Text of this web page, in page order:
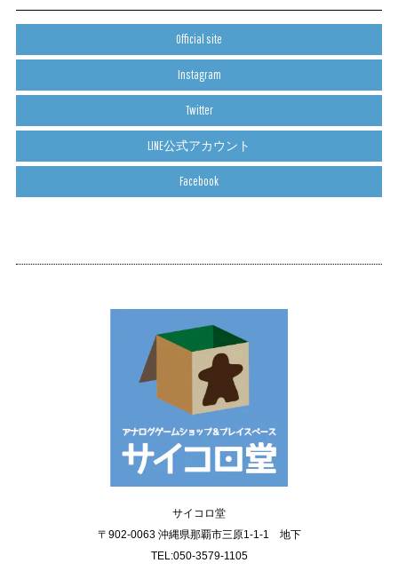
Official site
Instagram
Twitter
LINE公式アカウント
Facebook
サイコロ堂
〒902-0063 沖縄県那覇市三原1-1-1 地下
TEL:050-3579-1105